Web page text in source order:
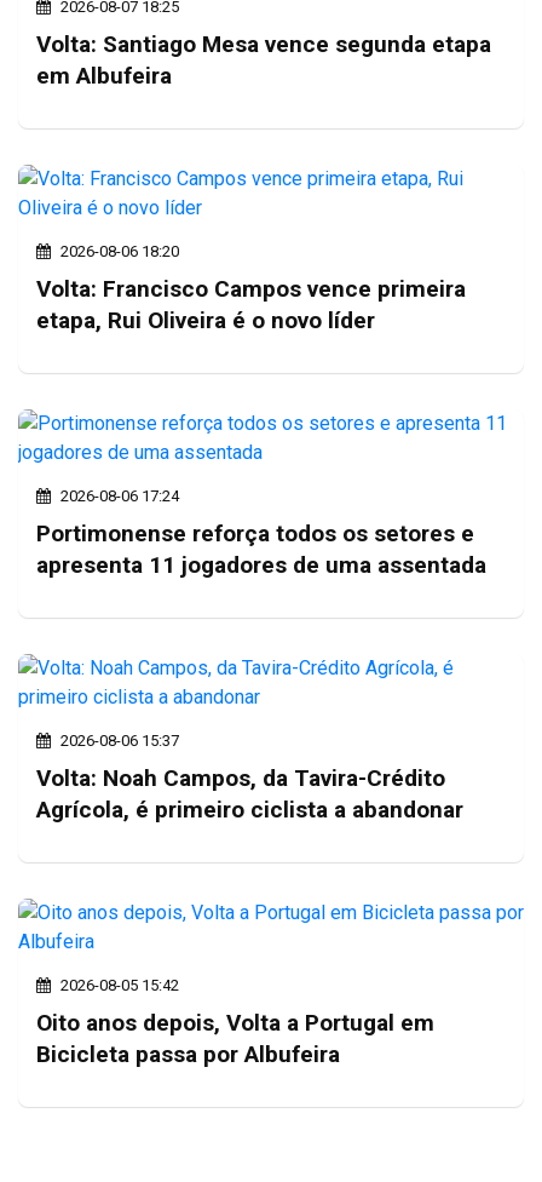
2026-08-07 18:25
Volta: Santiago Mesa vence segunda etapa
em Albufeira
2026-08-06 18:20
Volta: Francisco Campos vence primeira
etapa, Rui Oliveira é o novo líder
2026-08-06 17:24
Portimonense reforça todos os setores e
apresenta 11 jogadores de uma assentada
2026-08-06 15:37
Volta: Noah Campos, da Tavira-Crédito
Agrícola, é primeiro ciclista a abandonar
2026-08-05 15:42
Oito anos depois, Volta a Portugal em
Bicicleta passa por Albufeira